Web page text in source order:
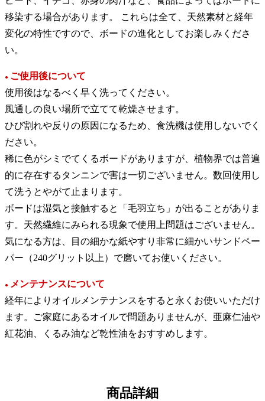
移染する場合があります。 これらは全て、天然素材と経年
変化の特性ですので、ボードの進化としてお楽しみくださ
い。
● ご使用後について
使用後はなるべく早く洗ってください。
風通しの良い場所で立てて乾燥させます。
ひび割れや反りの原因になるため、食洗機は使用しないでく
ださい。
稀に色がシミでてくるボードがありますが、植物界では普遍
的に存在するタンニンで害は一切ございません。数回使用し
て洗うとやがて止まります。
ボードは湿気と接触すると「毛羽立ち」が出ることがありま
す。天然繊維にみられる現象で使用上問題はございません。
気になる方は、目の細かな紙やすり非常に細かいサンドペー
パー（240グリット以上）で磨いてお使いください。
●
メンテナンスについて
経年によりオイルメンテナンスをすると永くお使いいただけ
ます。ご家庭にあるオイルで問題ありませんが、亜麻仁油や
紅花油、くるみ油など乾性油をおすすめします。
商品詳細